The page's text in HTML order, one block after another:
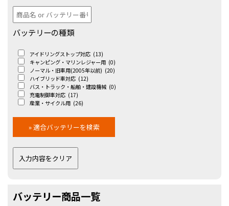
バッテリーの種類
アイドリングストップ対応 (13)
キャンピング・マリンレジャー用 (0)
ノーマル・旧車用(2005年以前) (20)
ハイブリッド車対応 (12)
バス・トラック・船舶・建設機械 (0)
充電制御車対応 (17)
産業・サイクル用 (26)
バッテリー商品一覧